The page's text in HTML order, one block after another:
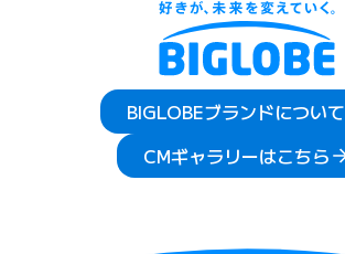
BIGLOBEブランドについて
CMギャラリーはこちら